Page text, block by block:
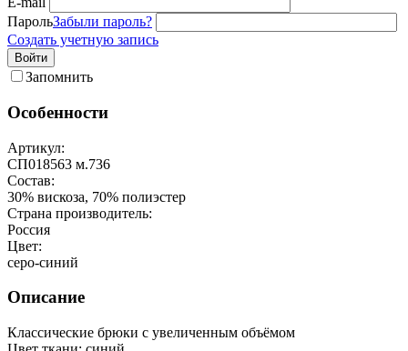
ПарольЗабыли пароль?
Создать учетную запись
Войти
Запомнить
Особенности
Артикул:
СП018563 м.736
Состав:
30% вискоза, 70% полиэстер
Страна производитель:
Россия
Цвет:
серо-синий
Описание
Классические брюки с увеличенным объёмом